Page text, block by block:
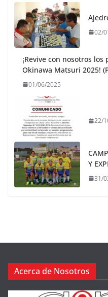
02/
¡Revive con nosotros
Okinawa Matsuri 2025!
01/06/2025
22/
Y
31/
Acerca de Nosotros